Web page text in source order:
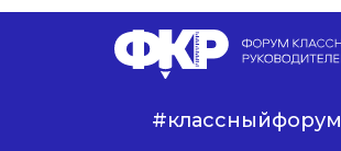
#классныйфорум